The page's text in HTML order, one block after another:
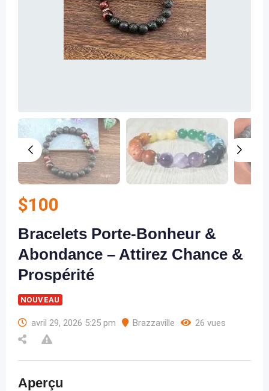
$100
Bracelets Porte-Bonheur &
Abondance – Attirez Chance &
Prospérité
NOUVEAU
avril 29, 2026 5:25 pm Brazzaville 26 vues
Aperçu